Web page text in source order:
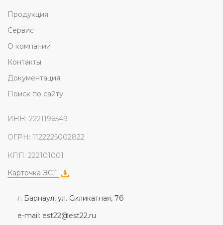
Продукция
Сервис
О компании
Контакты
Документация
Поиск по сайту
ИНН: 2221196549
ОГРН: 1122225002822
КПП: 222101001
Карточка ЭСТ
г. Барнаул, ул. Силикатная, 7б
e-mail: est22@est22.ru